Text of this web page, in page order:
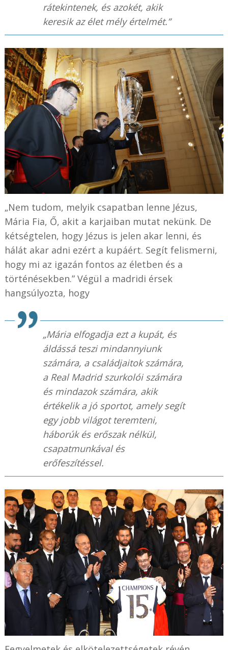
rátekintenek, és azokét, akik
keresik az élet mély értelmét.”
„Nem tudom, melyik csapatban lenne Jézus,
Mária Fia, Ő, akit a karjaiban mutat nekünk. De
kétségtelen, hogy Jézus is jelen akar lenni, és
hálát akar adni ezért a kupáért. Segít felismerni,
hogy mi az igazán fontos az életben és a
történésekben.” Végül a madridi érsek
hangsúlyozta, hogy
„Mária elfogadja ezt a kupát, és
áldássá teszi mindannyiunk
számára, a családjaitok számára,
a Real Madrid szurkolói számára
és mindazok számára, akik
értékelik a jó sportot, amely segít
egy jobb világot teremteni,
háborúk és erőszak nélkül,
csapatmunkával és
erőfeszítéssel.